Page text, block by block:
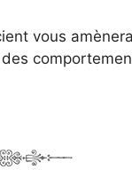
vous